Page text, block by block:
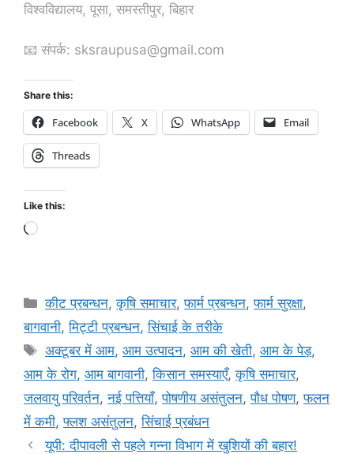
विश्वविद्यालय, पूसा, समस्तीपुर, बिहार
📧 संपर्क: sksraupusa@gmail.com
Share this:
Facebook X WhatsApp Email
Threads
Like this:
कीट प्रबन्धन,कृषि समाचार,फार्म प्रबन्धन,फार्म सुरक्षा,
बागवानी,मि‌ट्टी प्रबन्धन,सिंचाई के तरीके
अक्टूबर में आम,आम उत्पादन,आम की खेती,आम के पेड़,
आम के रोग, आम बागवानी,किसान समस्याएँ,कृषि समाचार,
जलवायु परिवर्तन,नई पत्तियाँ,पोषणीय असंतुलन,पौध पोषण,फलन
में कमी,फ्लश असंतुलन,सिंचाई प्रबंधन
यूपी: दीपावली से पहले गन्ना विभाग में खुशियों की बहार!